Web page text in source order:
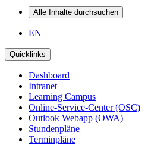
Alle Inhalte durchsuchen
EN
Quicklinks
Dashboard
Intranet
Learning Campus
Online-Service-Center (OSC)
Outlook Webapp (OWA)
Stundenpläne
Terminpläne